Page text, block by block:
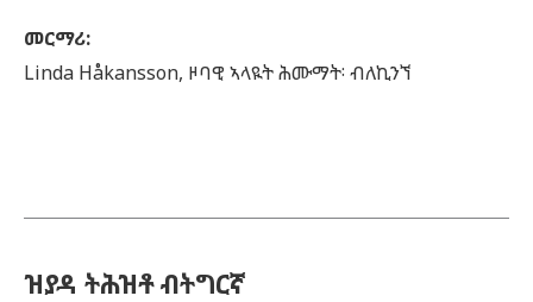
መርማሪ:
Linda Håkansson, ዞባዊ ኣላዪት ሕሙማት፡ ብለኪንኘ
ዝያዳ ትሕዝቶ ብትግርኛ